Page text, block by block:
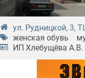
ул. Рудницкой, 3,
женская обувь
ИП Хлебущёва А.В.